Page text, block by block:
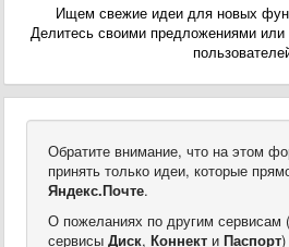
Ищем свежие идеи для новых
Делитесь своими предложениями или
Обратите внимание, что на этом
принять только идеи, которые
Яндекс.Почте.
О пожеланиях по другим сервисам
сервисы Диск, Коннект и Паспорт